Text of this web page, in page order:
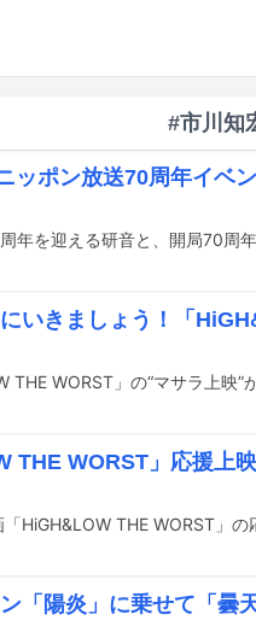
#市川知
ッポン放送70周年イベ
いきましょう！「
THE WORST」応援上
HiGH&LOW THE WORST」の
「陽炎」に乗せて「曇